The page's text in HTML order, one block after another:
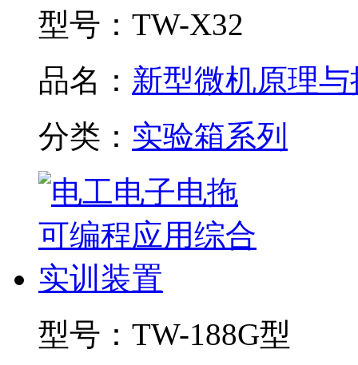
型号： TW-X32
品名： 新型微机原理与
分类： 实验箱系列
型号： TW-188G型